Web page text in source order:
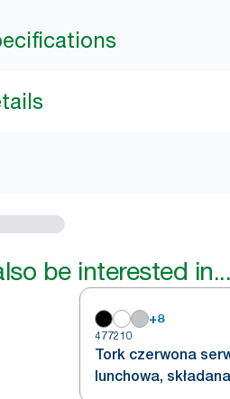
be interested in...
+8
477210
Tork czerwona
lunchowa,